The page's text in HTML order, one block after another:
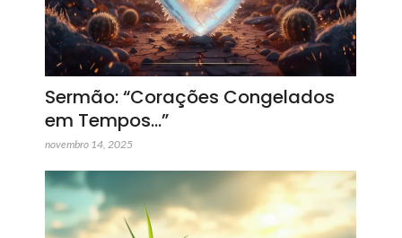
Sermão: “Corações Congelados
em Tempos…”
novembro 14, 2025